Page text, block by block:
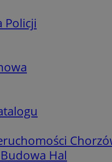
Policji
Hal